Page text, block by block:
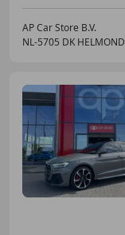
AP Car Store B.V.
NL-5705 DK HELMOND